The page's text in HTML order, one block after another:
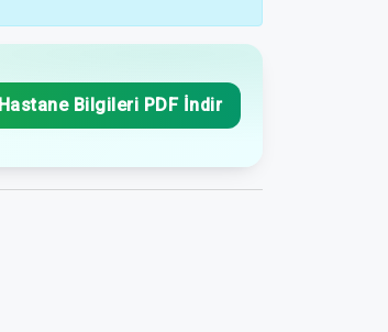
Hastane Bilgileri PDF İndir